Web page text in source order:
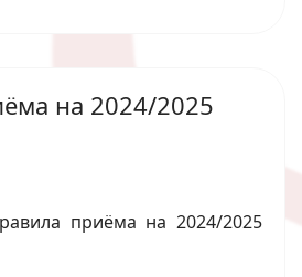
на 2024/2025
приёма на 2024/2025